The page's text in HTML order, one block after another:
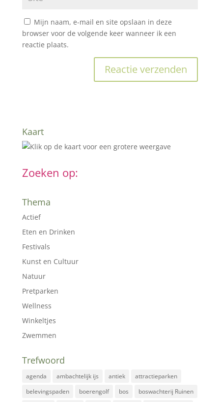
Mijn naam, e-mail en site opslaan in deze
browser voor de volgende keer wanneer ik een
reactie plaats.
Kaart
Zoeken op:
Thema
Actief
Eten en Drinken
Festivals
Kunst en Cultuur
Natuur
Pretparken
Wellness
Winkeltjes
Zwemmen
Trefwoord
agenda ambachtelijk ijs antiek
attractieparken
belevingspaden
boerengolf bos
boswachterij Ruinen